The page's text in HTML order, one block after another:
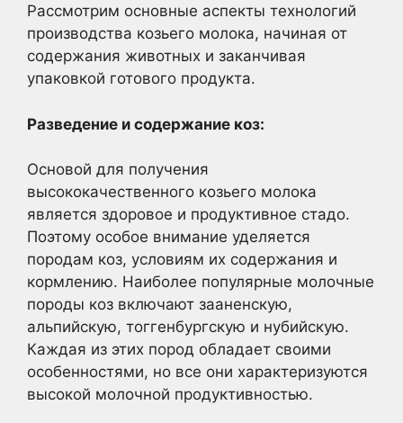
Рассмотрим основные аспекты технологий
производства козьего молока, начиная от
содержания животных и заканчивая
упаковкой готового продукта.
Разведение и содержание коз:
Основой для получения
высококачественного козьего молока
является здоровое и продуктивное стадо.
Поэтому особое внимание уделяется
породам коз, условиям их содержания и
кормлению. Наиболее популярные молочные
породы коз включают зааненскую,
альпийскую, тоггенбургскую и нубийскую.
Каждая из этих пород обладает своими
особенностями, но все они характеризуются
высокой молочной продуктивностью.